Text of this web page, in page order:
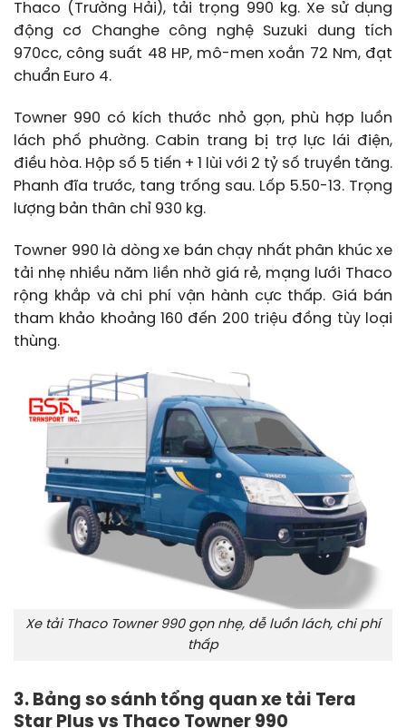
Thaco (Trường Hải), tải trọng 990 kg. Xe sử dụng
động cơ Changhe công nghệ Suzuki dung tích
970cc, công suất 48 HP, mô-men xoắn 72 Nm, đạt
chuẩn Euro 4.
Towner 990 có kích thước nhỏ gọn, phù hợp luồn
lách phố phường. Cabin trang bị trợ lực lái điện,
điều hòa. Hộp số 5 tiến + 1 lùi với 2 tỷ số truyền tăng.
Phanh đĩa trước, tang trống sau. Lốp 5.50-13. Trọng
lượng bản thân chỉ 930 kg.
Towner 990 là dòng xe bán chạy nhất phân khúc xe
tải nhẹ nhiều năm liền nhờ giá rẻ, mạng lưới Thaco
rộng khắp và chi phí vận hành cực thấp. Giá bán
tham khảo khoảng 160 đến 200 triệu đồng tùy loại
thùng.
Xe tải Thaco Towner 990 gọn nhẹ, dễ luồn lách, chi phí
thấp
3. Bảng so sánh tổng quan xe tải Tera
Star Plus vs Thaco Towner 990